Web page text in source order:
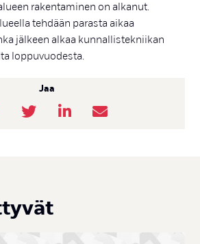
rakentaminen on alkanut.
tehdään parasta aikaa
jälkeen alkaa kunnallistekniikan
loppuvuodesta.
Jaa